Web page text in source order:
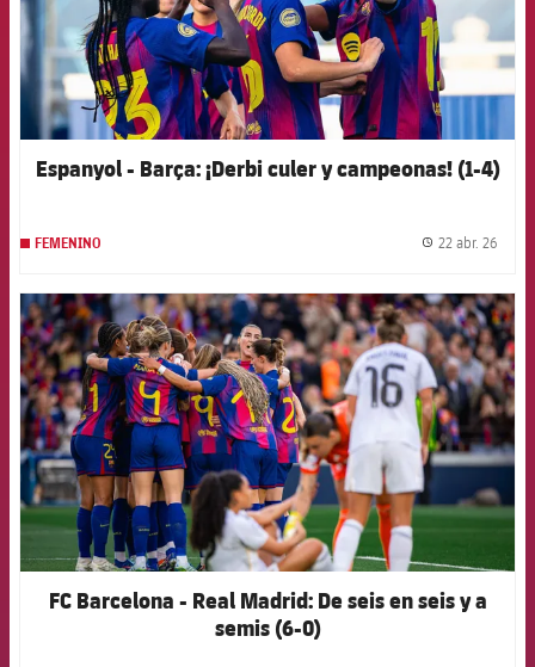
Espanyol - Barça: ¡Derbi culer y campeonas! (1-4)
FEMENINO 22 abr. 26
FCB Barcelona badge
FC Barcelona - Real Madrid: De seis en seis y a
semis (6-0)